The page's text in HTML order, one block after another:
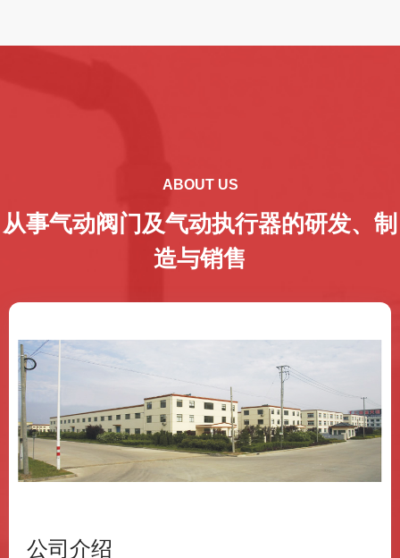
ABOUT US
从事气动阀门及气动执行器的研发、制
造与销售
公司介绍